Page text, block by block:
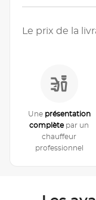
Le prix de la
Une présentation
complètepar un
chauffeur
professionnel